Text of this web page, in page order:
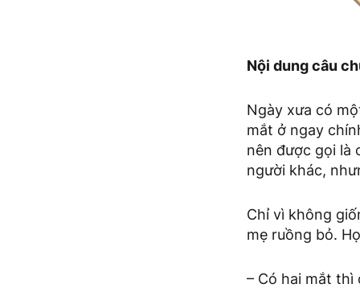
Nội dung câu
Ngày xưa có
mắt ở ngay
nên được gọi là
người khác,
Chỉ vì không
mẹ ruồng bỏ.
– Có hai mắt